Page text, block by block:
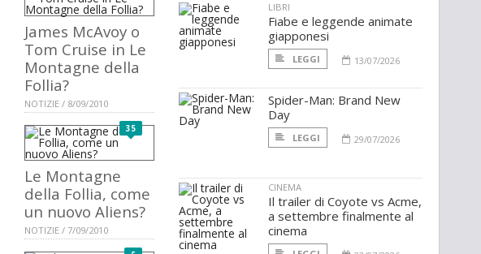
James McAvoy o
Tom Cruise in Le
Montagne della
Follia?
NOTIZIE / 8/09/2010
35
Le Montagne
della Follia, come
un nuovo Aliens?
NOTIZIE / 7/09/2010
LIBRI
Fiabe e leggende animate
giapponesi
LEGGI 13/07/2026
Spider-Man: Brand New
Day
LEGGI 29/07/2026
CINEMA
Il trailer di Coyote vs Acme,
a settembre finalmente al
cinema